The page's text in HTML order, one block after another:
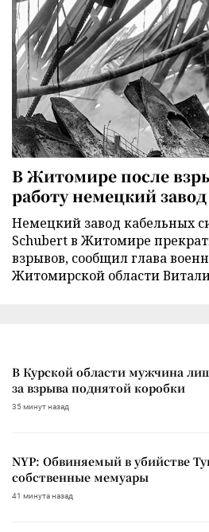
В Житомире после
работу немецкий завод
Немецкий завод кабельных
Schubert в Житомире
взрывов, сообщил глава
Житомирской области
В Курской области мужчина
за взрыва поднятой коробки
35 минут назад
NYP: Обвиняемый в убийстве
собственные мемуары
41 минута назад